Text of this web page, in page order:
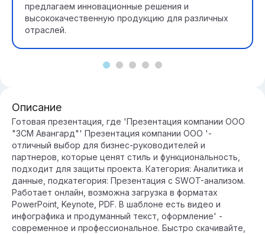
предлагаем инновационные решения и
высококачественную продукцию для различных
отраслей.
Описание
Готовая презентация, где 'Презентация компании ООО
"ЗСМ Авангард"' Презентация компании ООО '-
отличный выбор для бизнес-руководителей и
партнеров, которые ценят стиль и функциональность,
подходит для защиты проекта. Категория: Аналитика и
данные, подкатегория: Презентация с SWOT-анализом.
Работает онлайн, возможна загрузка в форматах
PowerPoint, Keynote, PDF. В шаблоне есть видео и
инфографика и продуманный текст, оформление' -
современное и профессиональное. Быстро скачивайте,